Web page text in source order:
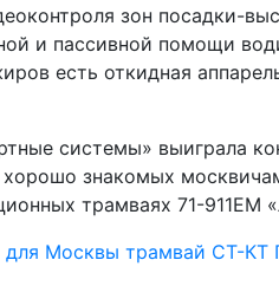
зон посадки-
и пассивной помощи
есть откидная
системы» выиграла
знакомых
трамваях 71-911ЕМ
для Москвы трамвай СТ-КТ